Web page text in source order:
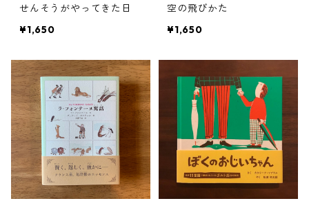
せんそうがやってきた日
¥1,650
空の飛びかた
¥1,650